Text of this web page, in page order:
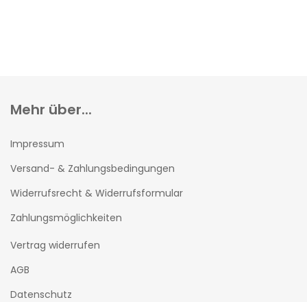
Mehr über...
Impressum
Versand- & Zahlungsbedingungen
Widerrufsrecht & Widerrufsformular
Zahlungsmöglichkeiten
Vertrag widerrufen
AGB
Datenschutz